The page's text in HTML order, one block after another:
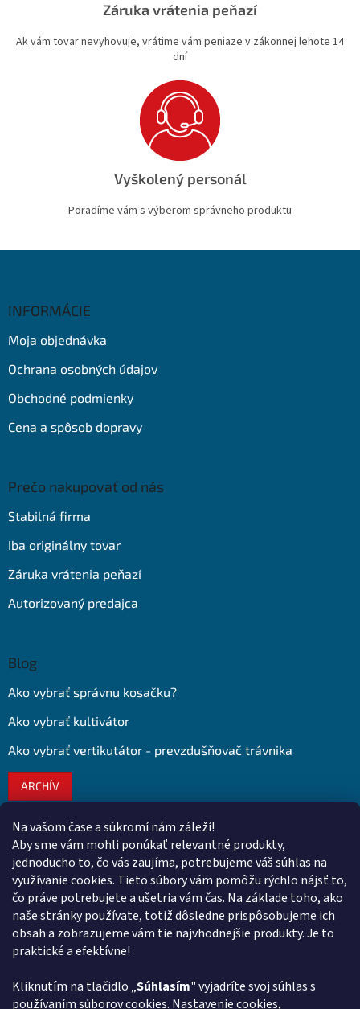
Na vašom čase a súkromí nám záleží!
Aby sme vám mohli ponúkať relevantné produkty,
jednoducho to, čo vás zaujíma, potrebujeme váš súhlas na
využívanie cookies. Tieto súbory vám pomôžu rýchlo nájsť to,
čo práve potrebujete a ušetria vám čas. Na základe toho, ako
naše stránky používate, totiž dôsledne prispôsobujeme ich
obsah a zobrazujeme vám tie najvhodnejšie produkty. Je to
praktické a efektívne!
Kliknutím na tlačidlo „Súhlasím" vyjadríte svoj súhlas s
používaním súborov cookies. Nastavenie cookies,
Záruka vrátenia peňazí
Ak vám tovar nevyhovuje, vrátime vám peniaze v zákonnej lehote 14
dní
Vyškolený personál
Poradíme vám s výberom správneho produktu
INFORMÁCIE
Moja objednávka
Ochrana osobných údajov
Obchodné podmienky
Cena a spôsob dopravy
Prečo nakupovať od nás
Stabilná firma
Iba originálny tovar
Záruka vrátenia peňazí
Autorizovaný predajca
Blog
Ako vybrať správnu kosačku?
Ako vybrať kultivátor
Ako vybrať vertikutátor - prevzdušňovač trávnika
ARCHÍV
Kontakt
obchod@ euroshopy.sk
0911 931 019
0911 931 019
Facebook Euroshopy
Prijímame online platby